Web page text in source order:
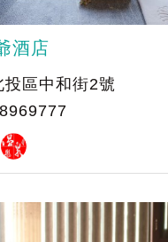
酒店
投區中和街2號